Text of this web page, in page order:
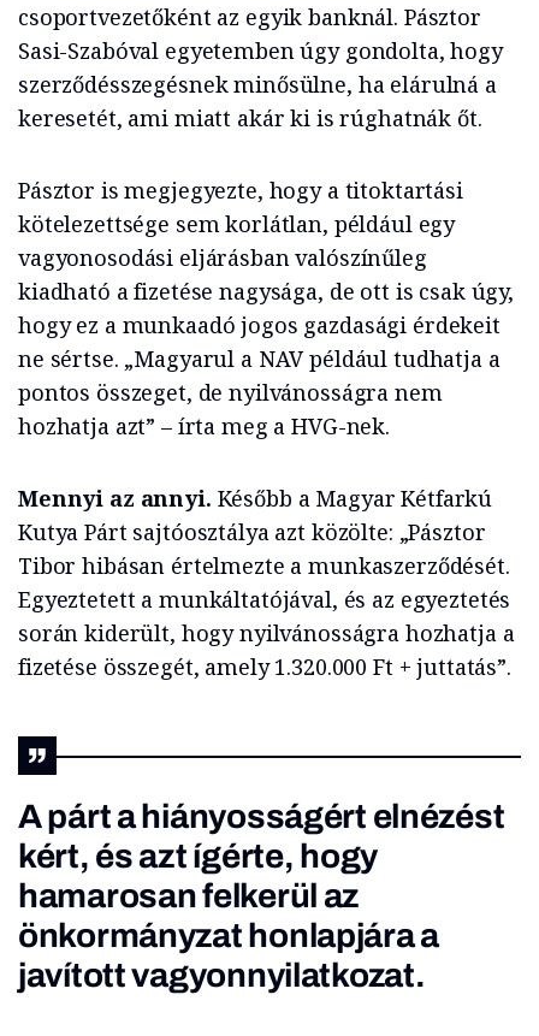
csoportvezetőként az egyik banknál. Pásztor
Sasi-Szabóval egyetemben úgy gondolta, hogy
szerződésszegésnek minősülne, ha elárulná a
keresetét, ami miatt akár ki is rúghatnák őt.
Pásztor is megjegyezte, hogy a titoktartási
kötelezettsége sem korlátlan, például egy
vagyonosodási eljárásban valószínűleg
kiadható a fizetése nagysága, de ott is csak úgy,
hogy ez a munkaadó jogos gazdasági érdekeit
ne sértse. „Magyarul a NAV például tudhatja a
pontos összeget, de nyilvánosságra nem
hozhatja azt” – írta meg a HVG-nek.
Mennyi az annyi. Később a Magyar Kétfarkú
Kutya Párt sajtóosztálya azt közölte: „Pásztor
Tibor hibásan értelmezte a munkaszerződését.
Egyeztetett a munkáltatójával, és az egyeztetés
során kiderült, hogy nyilvánosságra hozhatja a
fizetése összegét, amely 1.320.000 Ft + juttatás”.
A párt a hiányosságért elnézést
kért, és azt ígérte, hogy
hamarosan felkerül az
önkormányzat honlapjára a
javított vagyonnyilatkozat.